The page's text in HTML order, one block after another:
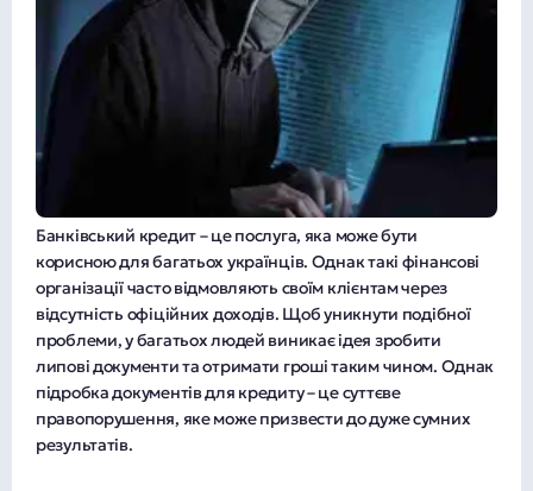
Банківський кредит – це послуга, яка може бути
корисною для багатьох українців. Однак такі фінансові
організації часто відмовляють своїм клієнтам через
відсутність офіційних доходів. Щоб уникнути подібної
проблеми, у багатьох людей виникає ідея зробити
липові документи та отримати гроші таким чином. Однак
підробка документів для кредиту – це суттєве
правопорушення, яке може призвести до дуже сумних
результатів.